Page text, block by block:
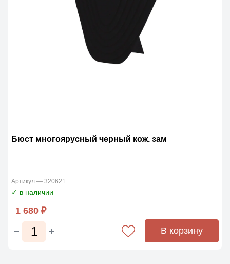
Бюст многоярусный черный кож. зам
Артикул — 320621
✓ в наличии
1 680 ₽
В корзину